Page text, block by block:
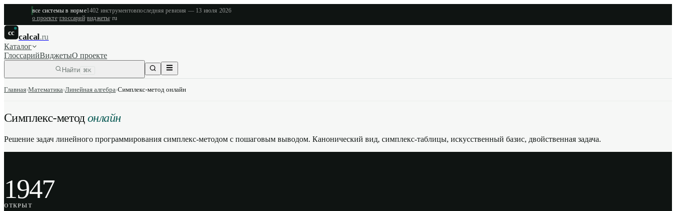
все системы в норме1402 инструментовпоследняя ревизия — 13 июля 2026
о проекте·глоссарий·виджеты·ru
cc calcal.ru
Каталог
ГлоссарийВиджетыО проекте
Найти ⌘K
Главная›Математика›Линейная алгебра›Симплекс-метод онлайн
Симплекс-методонлайн
Решение задач линейного программирования симплекс-методом с пошаговым выводом. Канонический вид, симплекс-таблицы, искусственный базис, двойственная задача.
1947
ОТКРЫТ